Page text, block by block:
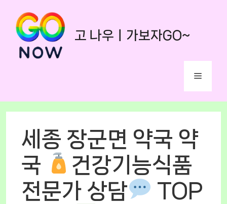
content
고 나우ㅣ가보자GO~
Menu
세종 장군면 약국 약
국
건강기능식품
전문가 상담
TOP